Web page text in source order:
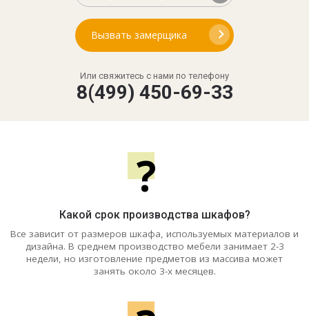
Вызвать замерщика
Или свяжитесь с нами по телефону
8(499) 450-69-33
?
Какой срок производства шкафов?
Все зависит от размеров шкафа, используемых материалов и
дизайна. В среднем производство мебели занимает 2-3
недели, но изготовление предметов из массива может
занять около 3-х месяцев.